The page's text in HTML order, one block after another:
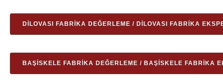
DILOVASI FABRIKA DEĞERLEME / DILOVASI FABRIKA
BAŞISKELE FABRIKA DEĞERLEME / BAŞISKELE FABRIKA